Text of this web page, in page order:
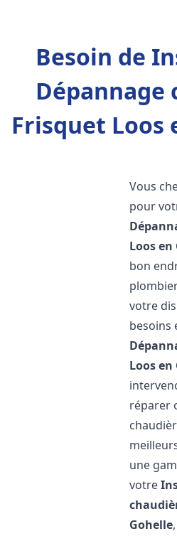
Besoin de
Dépannage
Frisquet Loos
Vous
pour
Loos
bon
votre
besoins
Loos
réparer
une
votre
Gohelle